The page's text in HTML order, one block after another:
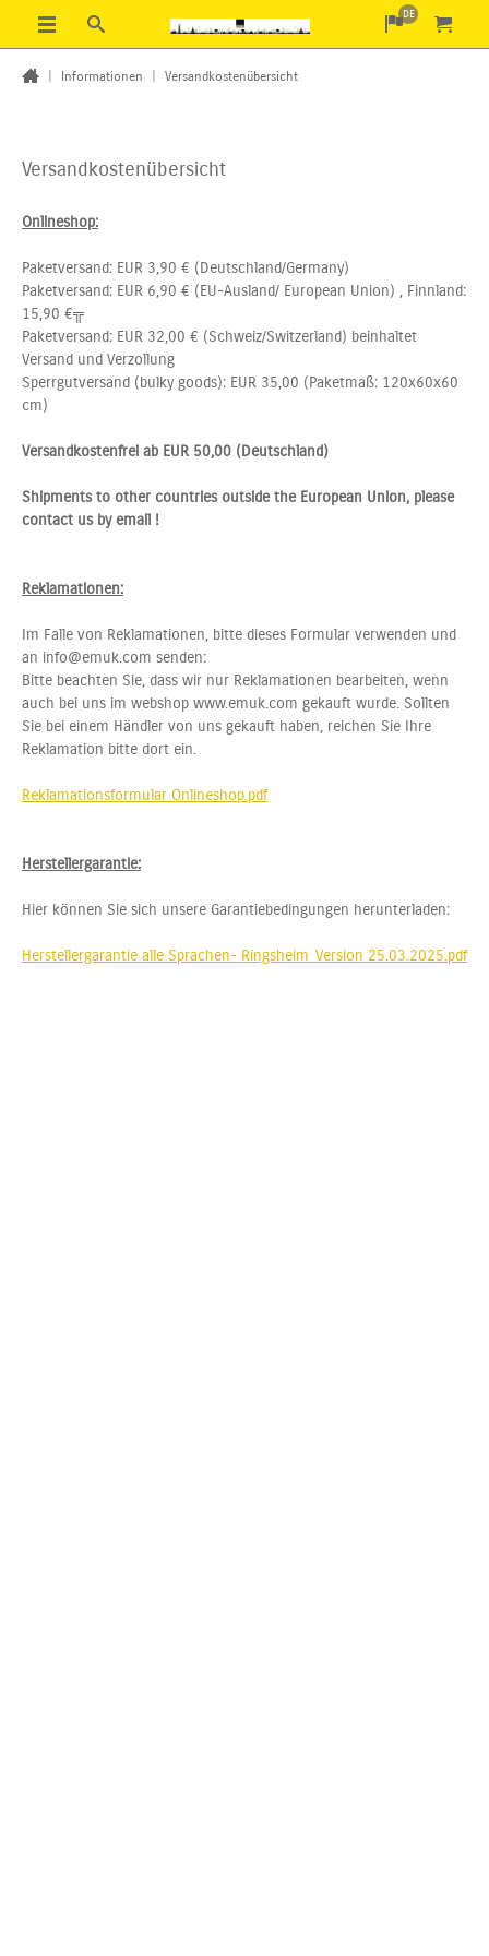
DE
Informationen Versandkostenübersicht
Versandkostenübersicht
Onlineshop:
Paketversand: EUR 3,90 € (Deutschland/Germany)
Paketversand: EUR 6,90 € (EU-Ausland/ European Union) , Finnland:
15,90 €╦
Paketversand: EUR 32,00 € (Schweiz/Switzerland) beinhaltet
Versand und Verzollung
Sperrgutversand (bulky goods): EUR 35,00 (Paketmaß: 120x60x60
cm)
Versandkostenfrei ab EUR 50,00 (Deutschland)
Shipments to other countries outside the European Union, please
contact us by email !
Reklamationen:
Im Falle von Reklamationen, bitte dieses Formular verwenden und
an info@emuk.com senden:
Bitte beachten Sie, dass wir nur Reklamationen bearbeiten, wenn
auch bei uns im webshop www.emuk.com gekauft wurde. Sollten
Sie bei einem Händler von uns gekauft haben, reichen Sie Ihre
Reklamation bitte dort ein.
Reklamationsformular Onlineshop.pdf
Herstellergarantie:
Hier können Sie sich unsere Garantiebedingungen herunterladen:
Herstellergarantie alle Sprachen- Ringsheim_Version 25.03.2025.pdf